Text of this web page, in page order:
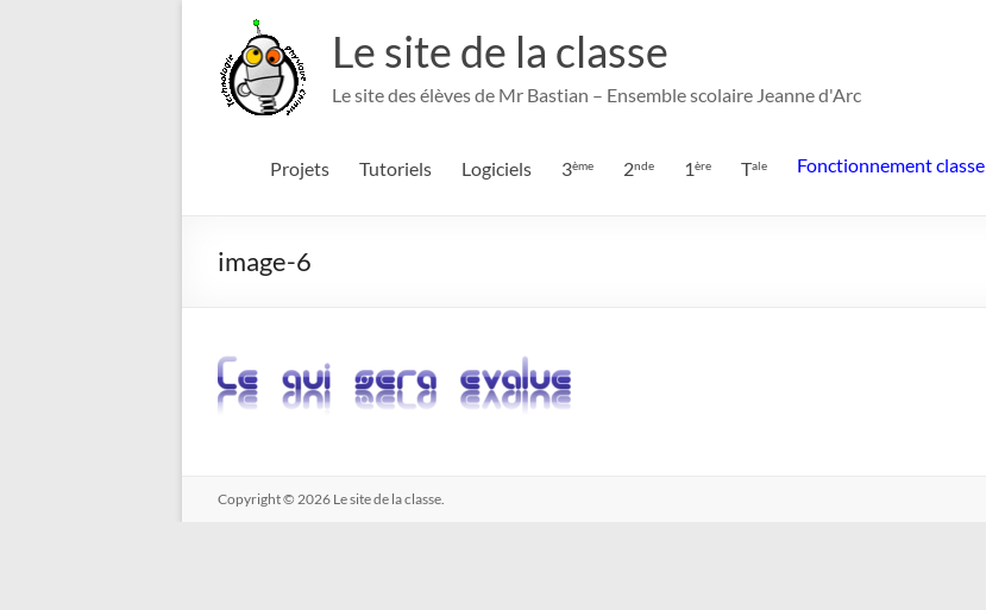
contenu
Le site de la classe
Le site des élèves de Mr Bastian – Ensemble scolaire Jeanne d'Arc
Projets Tutoriels Logiciels 3ème 2nde 1ère Tale Fonctionnement classe
image-6
Copyright © 2026 Le site de la classe.